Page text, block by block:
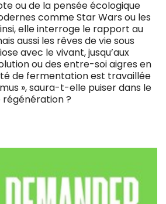
ou de la pensée écologique
comme Star Wars ou les
elle interroge le rapport au
aussi les rêves de vie sous
avec le vivant, jusqu’aux
ou des entre-soi aigres en
de fermentation est travaillée
», saura-t-elle puiser dans le
régénération ?